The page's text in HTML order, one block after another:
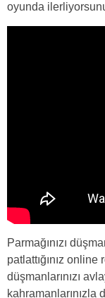
oyunda
Parmağınızı
patlattığınız
düşmanlarınızı
kahramanlarınızla